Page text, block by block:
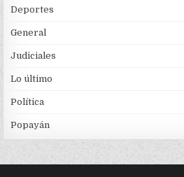
Deportes
General
Judiciales
Lo último
Política
Popayán